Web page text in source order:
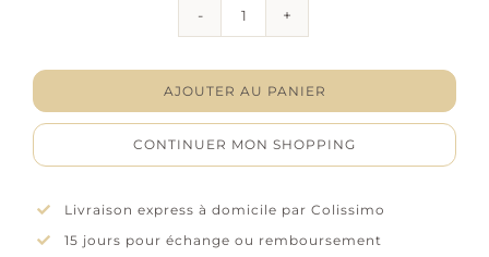
"Coccinella"
-
Laque
rhodié
AJOUTER AU PANIER
CONTINUER MON SHOPPING
Livraison express à domicile par Colissimo
15 jours pour échange ou remboursement